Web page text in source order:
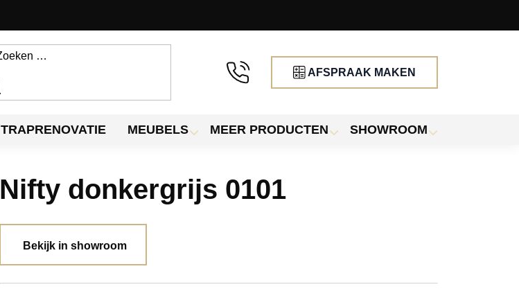
AFSPRAAK MAKEN
TRAPRENOVATIE MEUBELS MEER PRODUCTEN SHOWROOM
Nifty donkergrijs 0101
Bekijk in showroom